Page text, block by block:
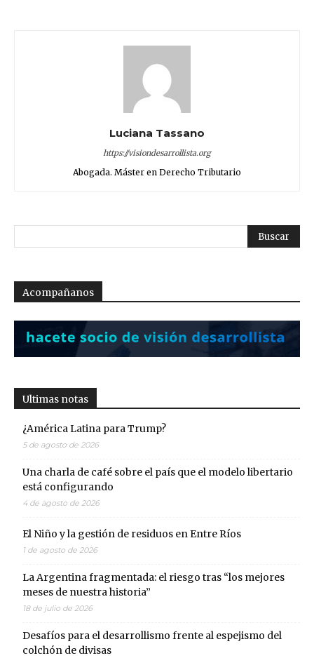
Luciana Tassano
https://visiondesarrollista.org
Abogada. Máster en Derecho Tributario
Acompañanos
Ultimas notas
¿América Latina para Trump?
5 de agosto de 2026
Una charla de café sobre el país que el modelo libertario
está configurando
4 de agosto de 2026
El Niño y la gestión de residuos en Entre Ríos
1 de agosto de 2026
La Argentina fragmentada: el riesgo tras “los mejores
meses de nuestra historia”
18 de julio de 2026
Desafíos para el desarrollismo frente al espejismo del
colchón de divisas